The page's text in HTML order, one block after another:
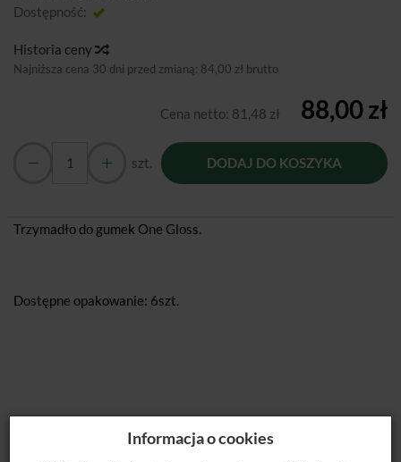
Dostępność:
Historia ceny
Najniższa cena 30 dni przed zmianą: 84,00 zł brutto
Cena netto: 81,48 zł 88,00 zł
szt. DODAJ DO KOSZYKA
Trzymadło do gumek One Gloss.
Dostępne opakowanie: 6szt.
POLECANE PRODUKTY
Informacja o cookies